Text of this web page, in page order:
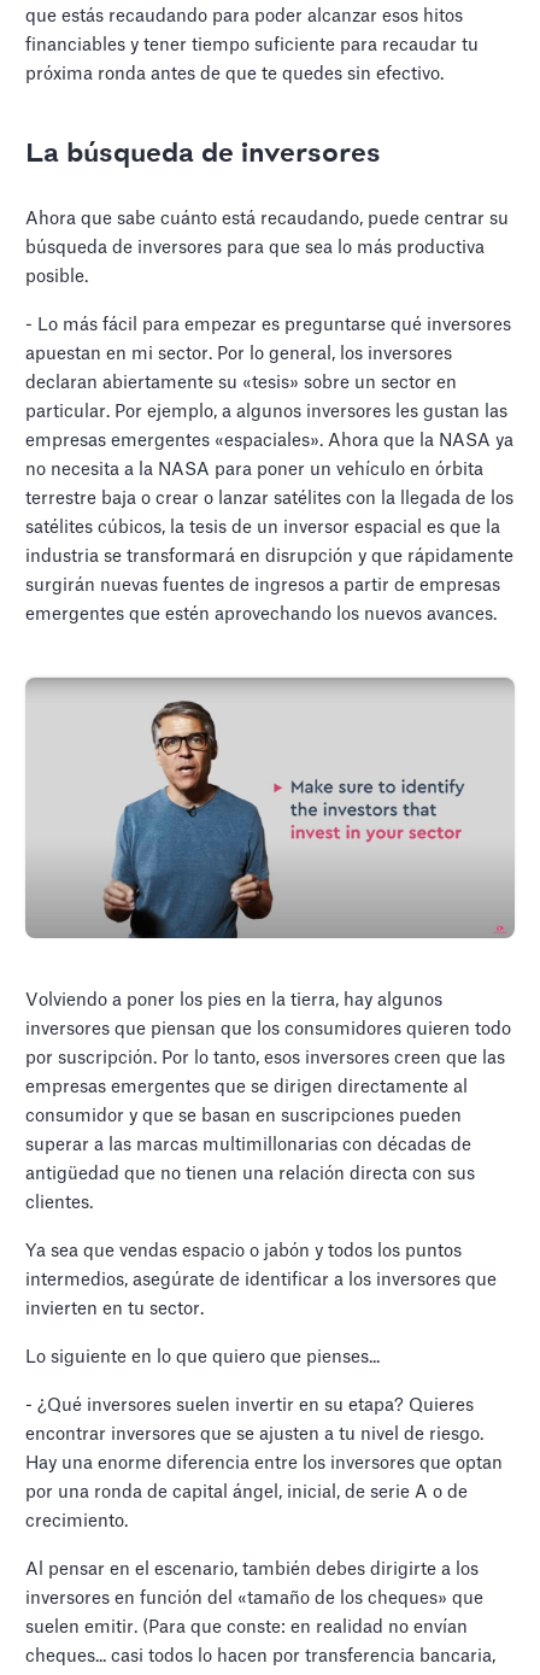
que estás recaudando para poder alcanzar esos hitos
financiables y tener tiempo suficiente para recaudar tu
próxima ronda antes de que te quedes sin efectivo.
La búsqueda de inversores
Ahora que sabe cuánto está recaudando, puede centrar su
búsqueda de inversores para que sea lo más productiva
posible.
- Lo más fácil para empezar es preguntarse qué inversores
apuestan en mi sector. Por lo general, los inversores
declaran abiertamente su «tesis» sobre un sector en
particular. Por ejemplo, a algunos inversores les gustan las
empresas emergentes «espaciales». Ahora que la NASA ya
no necesita a la NASA para poner un vehículo en órbita
terrestre baja o crear o lanzar satélites con la llegada de los
satélites cúbicos, la tesis de un inversor espacial es que la
industria se transformará en disrupción y que rápidamente
surgirán nuevas fuentes de ingresos a partir de empresas
emergentes que estén aprovechando los nuevos avances.
Volviendo a poner los pies en la tierra, hay algunos
inversores que piensan que los consumidores quieren todo
por suscripción. Por lo tanto, esos inversores creen que las
empresas emergentes que se dirigen directamente al
consumidor y que se basan en suscripciones pueden
superar a las marcas multimillonarias con décadas de
antigüedad que no tienen una relación directa con sus
clientes.
Ya sea que vendas espacio o jabón y todos los puntos
intermedios, asegúrate de identificar a los inversores que
invierten en tu sector.
Lo siguiente en lo que quiero que pienses...
- ¿Qué inversores suelen invertir en su etapa? Quieres
encontrar inversores que se ajusten a tu nivel de riesgo.
Hay una enorme diferencia entre los inversores que optan
por una ronda de capital ángel, inicial, de serie A o de
crecimiento.
Al pensar en el escenario, también debes dirigirte a los
inversores en función del «tamaño de los cheques» que
suelen emitir. (Para que conste: en realidad no envían
cheques... casi todos lo hacen por transferencia bancaria,